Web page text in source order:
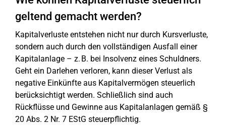
geltend gemacht werden?
Kapitalverluste entstehen nicht nur durch Kursverluste,
sondern auch durch den vollständigen Ausfall einer
Kapitalanlage – z. B. bei Insolvenz eines Schuldners.
Geht ein Darlehen verloren, kann dieser Verlust als
negative Einkünfte aus Kapitalvermögen steuerlich
berücksichtigt werden. Schließlich sind auch
Rückflüsse und Gewinne aus Kapitalanlagen gemäß §
20 Abs. 2 Nr. 7 EStG steuerpflichtig.